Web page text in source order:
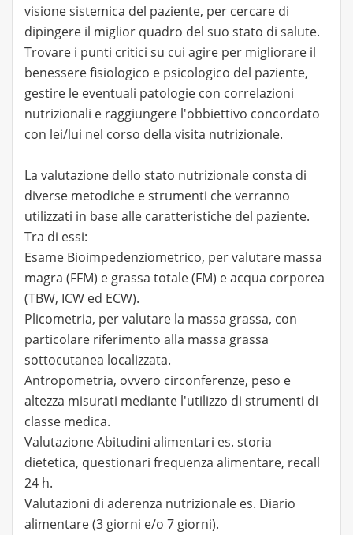
visione sistemica del paziente, per cercare di
dipingere il miglior quadro del suo stato di salute.
Trovare i punti critici su cui agire per migliorare il
benessere fisiologico e psicologico del paziente,
gestire le eventuali patologie con correlazioni
nutrizionali e raggiungere l'obbiettivo concordato
con lei/lui nel corso della visita nutrizionale.
La valutazione dello stato nutrizionale consta di
diverse metodiche e strumenti che verranno
utilizzati in base alle caratteristiche del paziente.
Tra di essi:
Esame Bioimpedenziometrico, per valutare massa
magra (FFM) e grassa totale (FM) e acqua corporea
(TBW, ICW ed ECW).
Plicometria, per valutare la massa grassa, con
particolare riferimento alla massa grassa
sottocutanea localizzata.
Antropometria, ovvero circonferenze, peso e
altezza misurati mediante l'utilizzo di strumenti di
classe medica.
Valutazione Abitudini alimentari es. storia
dietetica, questionari frequenza alimentare, recall
24 h.
Valutazioni di aderenza nutrizionale es. Diario
alimentare (3 giorni e/o 7 giorni).